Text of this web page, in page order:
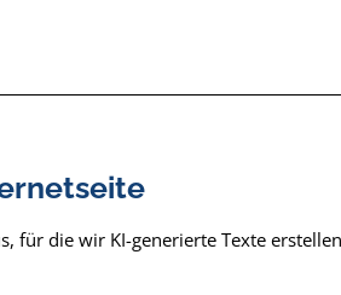
für die wir KI-generierte Texte